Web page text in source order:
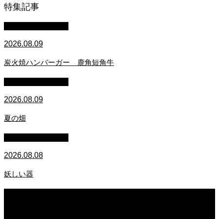
特集記事
2026.08.09
炭火焼ハンバーガー 鹿角短角牛
2026.08.09
夏の畑
2026.08.08
妖しい器